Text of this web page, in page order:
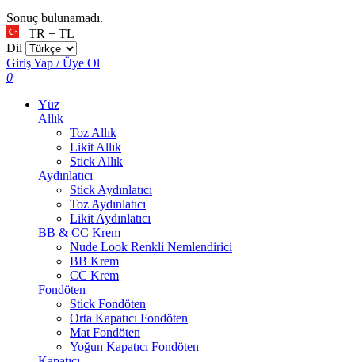
Sonuç bulunamadı.
TR − TL
Dil
Giriş Yap / Üye Ol
0
Yüz
Allık
Toz Allık
Likit Allık
Stick Allık
Aydınlatıcı
Stick Aydınlatıcı
Toz Aydınlatıcı
Likit Aydınlatıcı
BB & CC Krem
Nude Look Renkli Nemlendirici
BB Krem
CC Krem
Fondöten
Stick Fondöten
Orta Kapatıcı Fondöten
Mat Fondöten
Yoğun Kapatıcı Fondöten